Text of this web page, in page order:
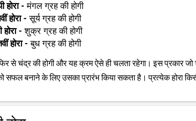
होरा -मंगल ग्रह की होगी
होरा -सूर्य ग्रह की होगी
होरा -शुक्र ग्रह की होगी
होरा -बुध ग्रह की होगी
से चंद्र की होगी और यह क्रम ऐसे ही चलता रहेगा। इस प्रकार जो
सफल बनाने के लिए उसका प्रारंभ किया सकता है। प्रत्येक होरा